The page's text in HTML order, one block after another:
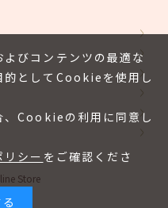
Store
びコンテンツの最適な
的としてCookieを使用し
、Cookieの利用に同意し
リシー をご確認くださ